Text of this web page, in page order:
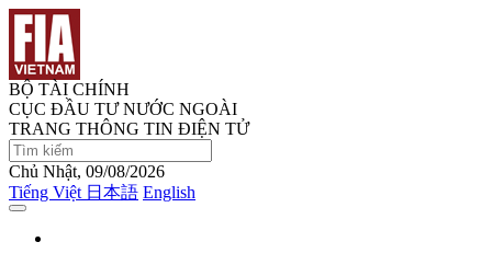
BỘ TÀI CHÍNH
CỤC ĐẦU TƯ NƯỚC NGOÀI
TRANG THÔNG TIN ĐIỆN TỬ
Chủ Nhật, 09/08/2026
Tiếng Việt 日本語 English